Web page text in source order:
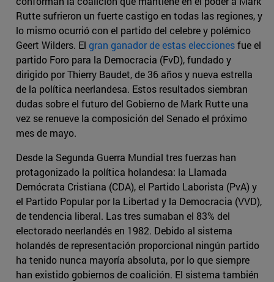
Rutte sufrieron un fuerte castigo en todas las regiones, y
lo mismo ocurrió con el partido del celebre y polémico
Geert Wilders. El gran ganador de estas eleccionesfue el
partido Foro para la Democracia (FvD), fundado y
dirigido por Thierry Baudet, de 36 años y nueva estrella
de la política neerlandesa. Estos resultados siembran
dudas sobre el futuro del Gobierno de Mark Rutte una
vez se renueve la composición del Senado el próximo
mes de mayo.
Desde la Segunda Guerra Mundial tres fuerzas han
protagonizado la política holandesa: la Llamada
Demócrata Cristiana (CDA), el Partido Laborista (PvA) y
el Partido Popular por la Libertad y la Democracia (VVD),
de tendencia liberal. Las tres sumaban el 83% del
electorado neerlandés en 1982. Debido al sistema
holandés de representación proporcional ningún partido
ha tenido nunca mayoría absoluta, por lo que siempre
han existido gobiernos de coalición. El sistema también